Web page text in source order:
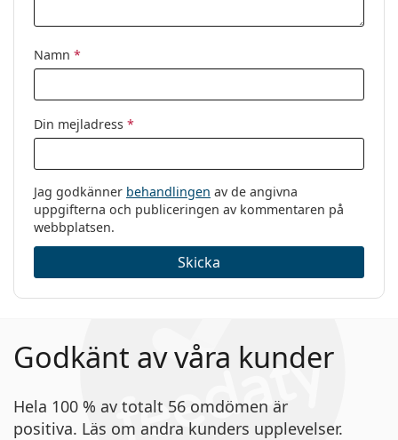
Namn *
Din mejladress *
Jag godkänner behandlingen av de angivna
uppgifterna och publiceringen av kommentaren på
webbplatsen.
Skicka
Godkänt av våra kunder
Hela 100 % av totalt 56 omdömen är
positiva. Läs om andra kunders upplevelser.